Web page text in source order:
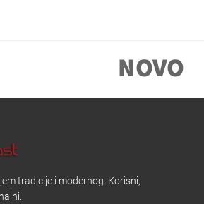
tradicije i modernog. Korisni,